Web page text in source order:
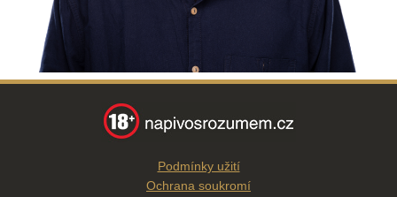
Podmínky užití
Ochrana soukromí